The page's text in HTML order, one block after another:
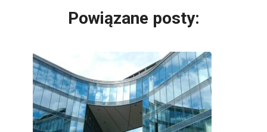
Powiązane posty: